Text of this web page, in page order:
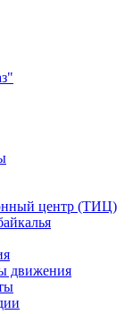
центр (ТИЦ)
движения